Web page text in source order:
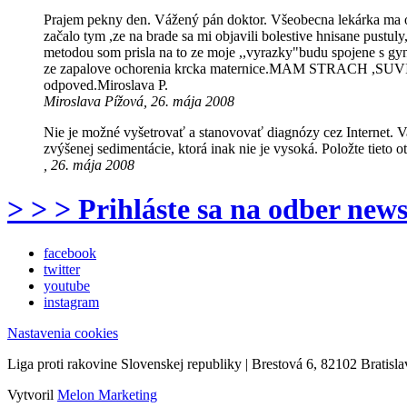
Prajem pekny den. Vážený pán doktor. Všeobecna lekárka
začalo tym ,ze na brade sa mi objavili bolestive hnisane
metodou som prisla na to ze moje ,,vyrazky"budu spojene s
ze zapalove ochorenia krcka maternice.MAM STRACH
odpoved.Miroslava P.
Miroslava Pížová, 26. mája 2008
Nie je možné vyšetrovať a stanovovať diagnózy cez Internet.
zvýšenej sedimentácie, ktorá inak nie je vysoká. Položte tieto
, 26. mája 2008
> > > Prihláste sa na odber
facebook
twitter
youtube
instagram
Nastavenia cookies
Liga proti rakovine Slovenskej republiky | Brestová 6, 82102
Vytvoril Melon Marketing